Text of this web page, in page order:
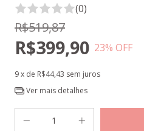
(0)
R$519,87
R$399,90 23% OFF
9x de R$44,43 sem juros
Ver mais detalhes